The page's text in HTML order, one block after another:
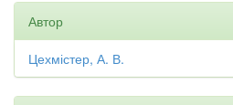
Автор
Цехмістер, А. В.